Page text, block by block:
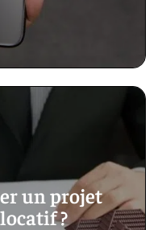
un projet
?